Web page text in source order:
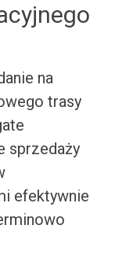
na
trasy
sprzedaży
efektywnie